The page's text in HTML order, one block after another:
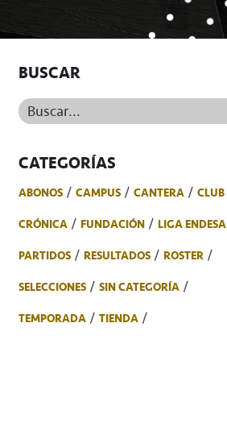
BUSCAR
Buscar...
CATEGORÍAS
ABONOS CAMPUS CANTERA
CLUB
CRÓNICA
FUNDACIÓN
LIGA ENDESA
PARTIDOS
RESULTADOS
ROSTER
SELECCIONES
SIN CATEGORÍA
TEMPORADA
TIENDA